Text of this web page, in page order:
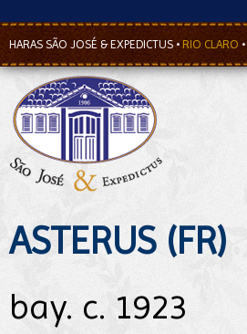
HARAS SÃO JOSÉ & EXPEDICTUS • RIO CLARO •
ASTERUS (FR)
bay. c. 1923